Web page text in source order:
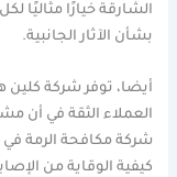
الشارقة خيارًا مثاليًا
بشأن الآثار الجانبية.
أيضا، توفر شركة
العملاء الثقة في أن
شركة مكافحة الرمة
كيفية الوقاية من